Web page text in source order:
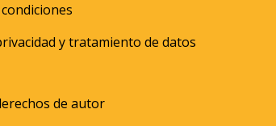
y tratamiento de datos
de autor